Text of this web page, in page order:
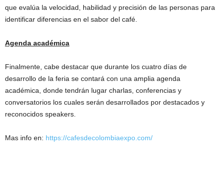
que evalúa la velocidad, habilidad y precisión de las personas para
identificar diferencias en el sabor del café.
Agenda académica
Finalmente, cabe destacar que durante los cuatro días de
desarrollo de la feria se contará con una amplia agenda
académica, donde tendrán lugar charlas, conferencias y
conversatorios los cuales serán desarrollados por destacados y
reconocidos speakers.
Mas info en: https://cafesdecolombiaexpo.com/